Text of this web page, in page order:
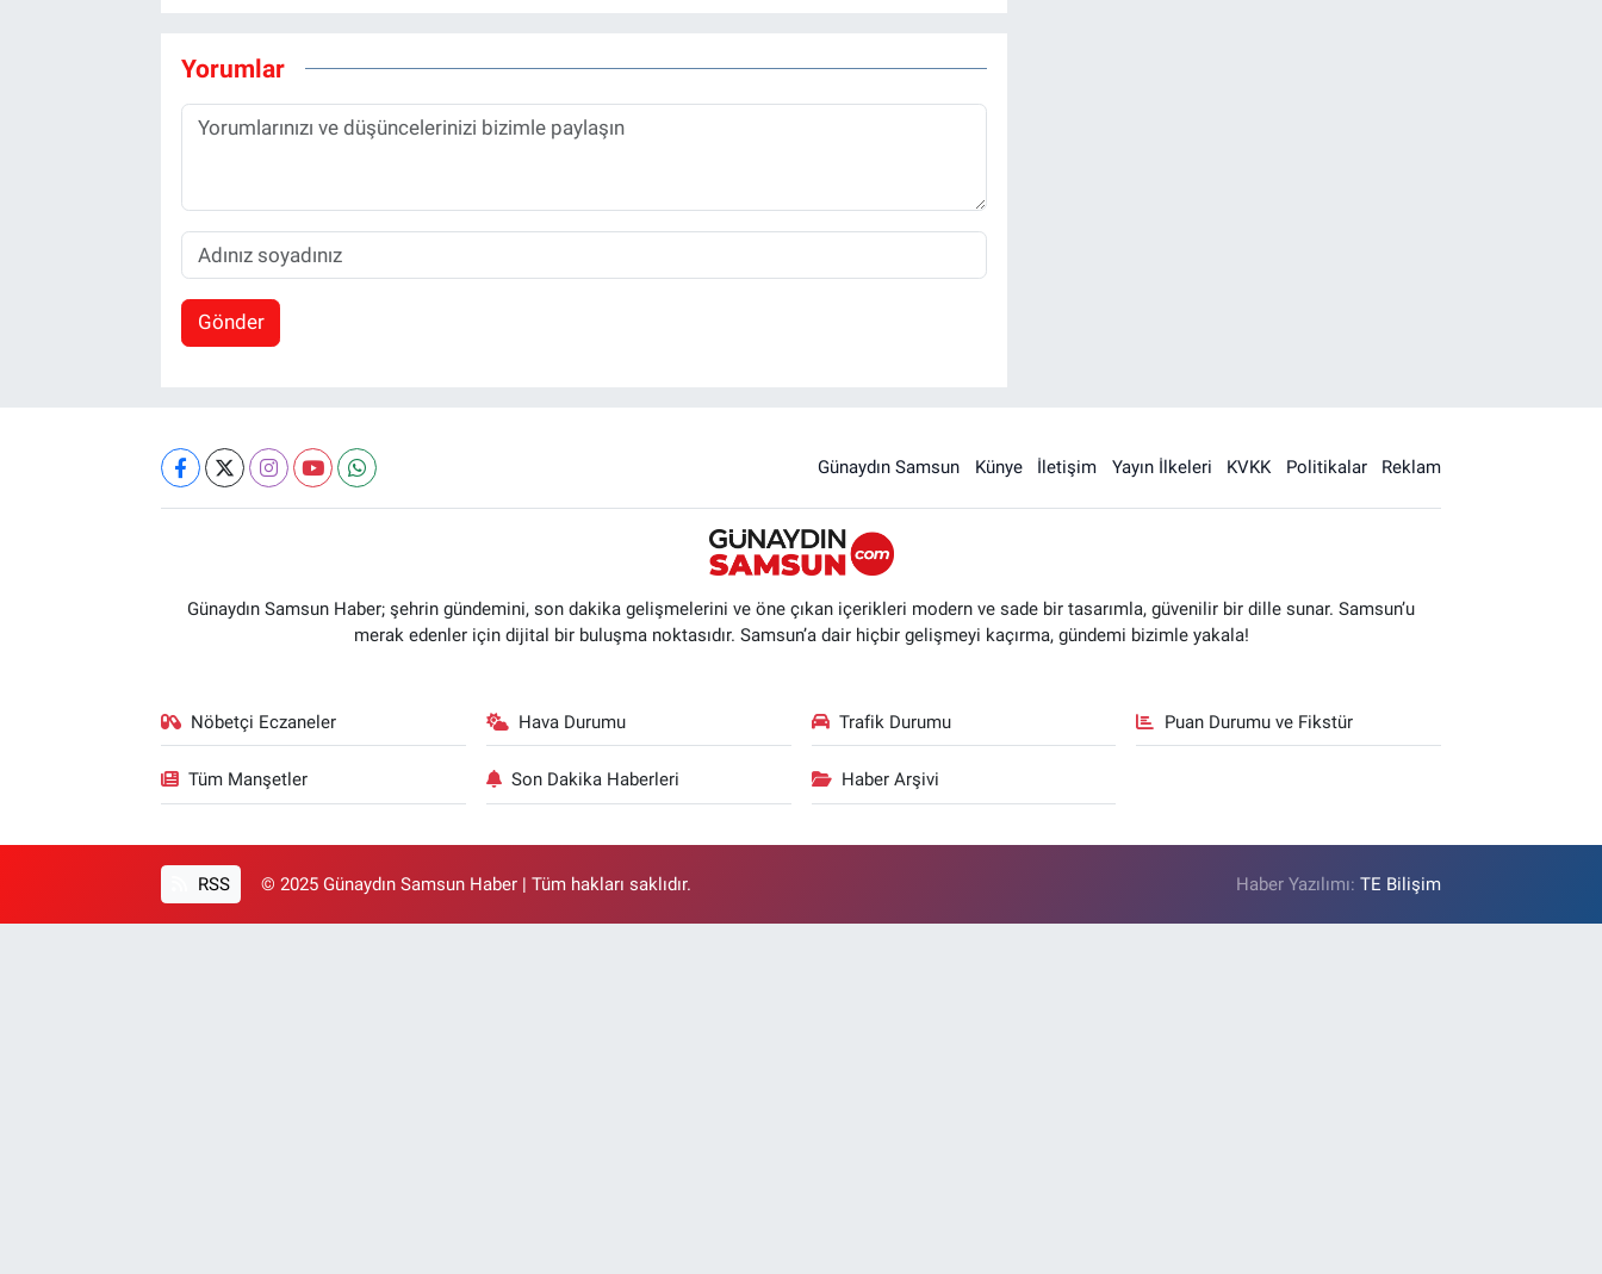
Yorumlar
Gönder
Günaydın Samsun Künye İletişim Yayın İlkeleri KVKK Politikalar Reklam
Günaydın Samsun Haber; şehrin gündemini, son dakika gelişmelerini ve öne çıkan içerikleri modern ve sade bir tasarımla, güvenilir bir dille sunar. Samsun’u
merak edenler için dijital bir buluşma noktasıdır. Samsun’a dair hiçbir gelişmeyi kaçırma, gündemi bizimle yakala!
Nöbetçi Eczaneler Hava Durumu Trafik Durumu Puan Durumu ve Fikstür
Tüm Manşetler Son Dakika Haberleri Haber Arşivi
RSS © 2025 Günaydın Samsun Haber | Tüm hakları saklıdır. Haber Yazılımı:TE Bilişim